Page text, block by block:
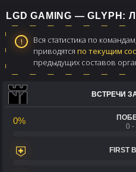
LGD GAMING —
Вся статистика по
приводятся по текущим
предыдущих составов
ВСТРЕЧИ
0%
0 -
FIRST